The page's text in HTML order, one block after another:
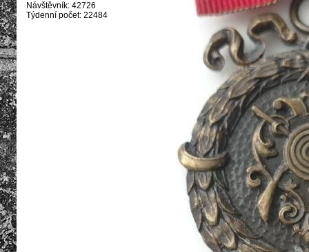
Návštěvník: 42726
Týdenní počet: 22484